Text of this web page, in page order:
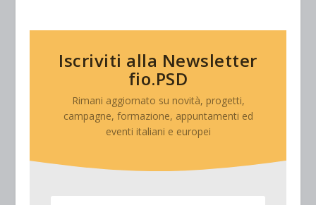
Iscriviti alla Newsletter
fio.PSD
Rimani aggiornato su novità, progetti,
campagne, formazione, appuntamenti ed
eventi italiani e europei